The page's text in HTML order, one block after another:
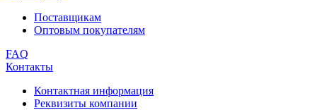
Поставщикам
Оптовым покупателям
FAQ
Контакты
Контактная информация
Реквизиты компании